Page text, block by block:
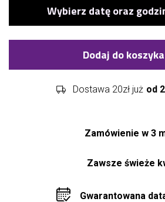
Dodaj do koszyka
Dostawa 20zł już od
Zamówienie w 3
Zawsze świeże
Gwarantowana